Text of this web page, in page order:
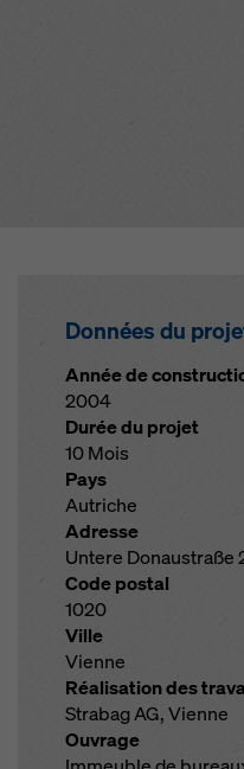
Données du
Année de
2004
Durée du projet
10 Mois
Pays
Autriche
Adresse
Untere Donaustraße
Code postal
1020
Ville
Vienne
Réalisation des
Strabag AG, Vienne
Ouvrage